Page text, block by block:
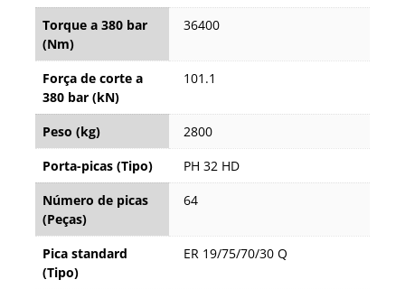
Torque a 380 bar
(Nm)
36400
Força de corte a
380 bar (kN)
101.1
Peso (kg)
2800
Porta-picas (Tipo)
PH 32 HD
Número de picas
(Peças)
64
Pica standard
(Tipo)
ER 19/75/70/30 Q